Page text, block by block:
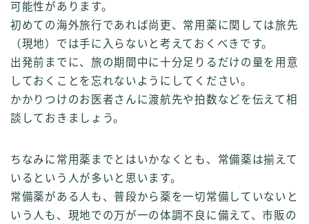
可能性があります。
初めての海外旅行であれば尚更、常用薬に関しては旅先
（現地）では手に入らないと考えておくべきです。
出発前までに、旅の期間中に十分足りるだけの量を用意
しておくことを忘れないようにしてください。
かかりつけのお医者さんに渡航先や拍数などを伝えて相
談しておきましょう。
ちなみに常用薬までとはいかなくとも、常備薬は揃えて
いるという人が多いと思います。
常備薬がある人も、普段から薬を一切常備していないと
いう人も、現地での万が一の体調不良に備えて、市販の